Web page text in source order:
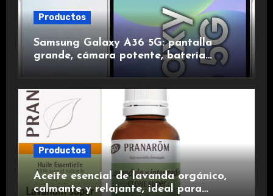
Productos
Samsung Galaxy A36 5G: pantalla
grande, cámara potente, batería
duradera y carga rápida para una
experiencia premium.
Productos
Aceite esencial de lavanda orgánico,
calmante y relajante, ideal para